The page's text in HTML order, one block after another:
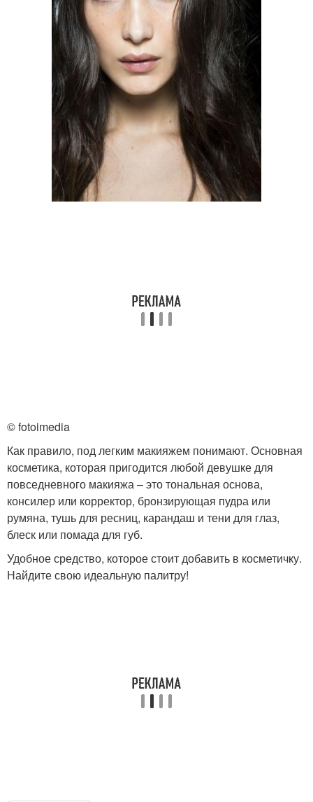
© fotoimedia
Как правило, под легким макияжем понимают. Основная
косметика, которая пригодится любой девушке для
повседневного макияжа – это тональная основа,
консилер или корректор, бронзирующая пудра или
румяна, тушь для ресниц, карандаш и тени для глаз,
блеск или помада для губ.
Удобное средство, которое стоит добавить в косметичку.
Найдите свою идеальную палитру!